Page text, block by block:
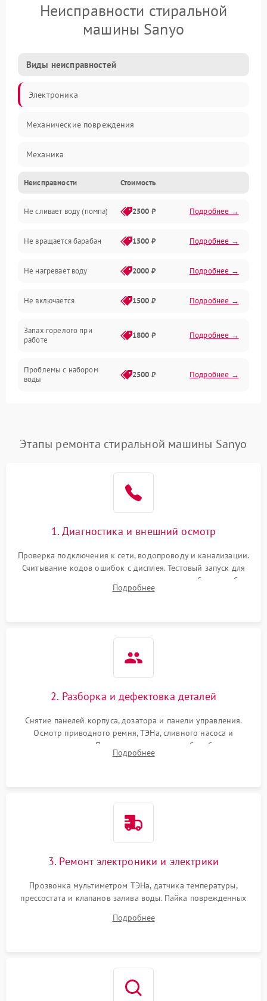
Неисправности стиральной
машины Sanyo
Виды неисправностей
Электроника
Механические повреждения
Механика
Электропитание
Водоснабжение
Слив
Программное обеспечение
Неисправности Стоимость
Не сливает воду (помпа) 2500 ₽ Подробнее →
Не вращается барабан 1500 ₽ Подробнее →
Не нагревает воду 2000 ₽ Подробнее →
Не включается 1500 ₽ Подробнее →
Запах горелого при
работе
1800 ₽ Подробнее →
Проблемы с набором
воды
2500 ₽ Подробнее →
Замена платы управления Подробнее →
Этапы ремонта стиральной машины Sanyo
1. Диагностика и внешний осмотр
Проверка подключения к сети, водопроводу и канализации.
Считывание кодов ошибок с дисплея. Тестовый запуск для
выявления посторонних шумов, протечек или сбоев в работе
электронного модуля управления.
Подробнее
2. Разборка и дефектовка деталей
Снятие панелей корпуса, дозатора и панели управления.
Осмотр приводного ремня, ТЭНа, сливного насоса и
амортизаторов. Проверка подшипников барабана и
крестовины на износ, а манжеты люка на разрывы.
Подробнее
3. Ремонт электроники и электрики
Прозвонка мультиметром ТЭНа, датчика температуры,
прессостата и клапанов залива воды. Пайка поврежденных
Восстановление целостности проводки и контактов.
Подробнее